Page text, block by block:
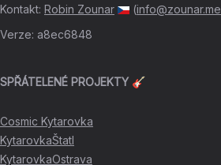
Kontakt: Robin Zounar (info@zounar.me
Verze: a8ec6848
SPŘÁTELENÉ PROJEKTY 🎸
Cosmic Kytarovka
KytarovkaŠtatl
KytarovkaOstrava